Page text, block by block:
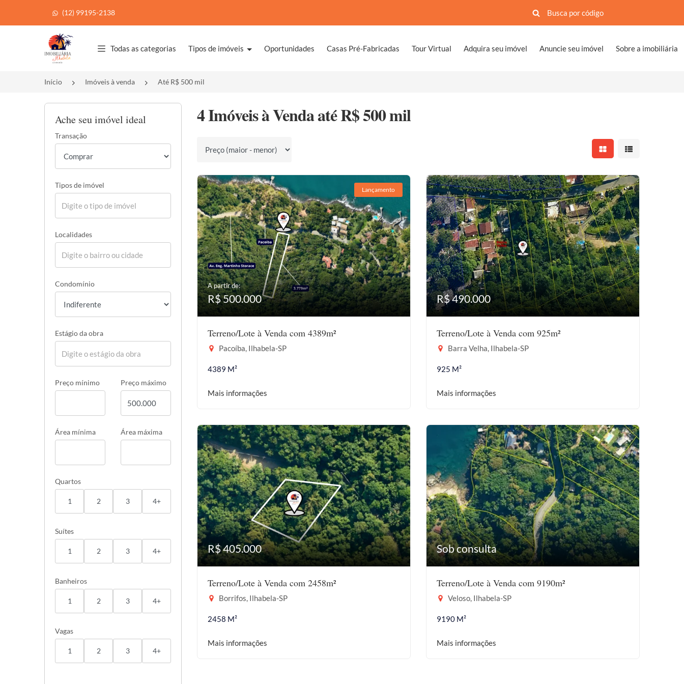
(12) 99195-2138
Página inicial
Todas as categorias Tipos de imóveis Oportunidades Casas Pré-Fabricadas Tour Virtual Adquira seu imóvel Anuncie seu imóvel Sobre a imobiliária
Início Imóveis à venda Até R$ 500 mil
Ache seu imóvel ideal
Transação
Tipos de imóvel
Localidades
Condomínio
Estágio da obra
Preço mínimo Preço máximo
Área mínima Área máxima
Quartos
1 2 3 4+
Suítes
1 2 3 4+
Banheiros
1 2 3 4+
Vagas
1 2 3 4+
4 Imóveis à Venda até R$ 500 mil
Ordenar por Mostrar resultados em
Mostrar
Lançamento
A partir de:
R$ 500.000
Terreno/Lote à Venda com 4389m²
Pacoíba, Ilhabela-SP
4389 M²
Mais informações
R$ 490.000
Terreno/Lote à Venda com 925m²
Barra Velha, Ilhabela-SP
925 M²
Mais informações
R$ 405.000
Terreno/Lote à Venda com 2458m²
Borrifos, Ilhabela-SP
2458 M²
Mais informações
Sob consulta
Terreno/Lote à Venda com 9190m²
Veloso, Ilhabela-SP
9190 M²
Mais informações